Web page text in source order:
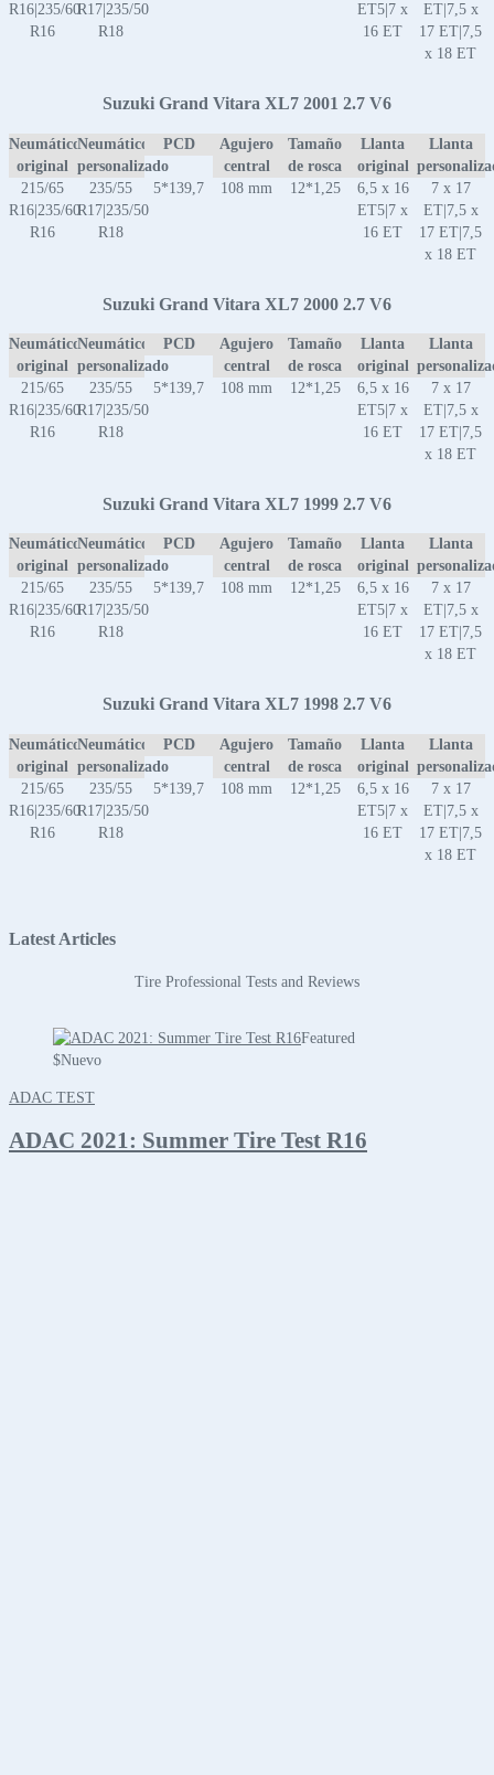
R16|235/60
R16
R17|235/50
R18
ET5|7 x
16 ET
ET|7,5 x
17 ET|7,5
x 18 ET
Suzuki Grand Vitara XL7 2001 2.7 V6
Neumático
original
Neumático
personalizado
PCD
Agujero
central
Tamaño
de rosca
Llanta
original
Llanta
215/65
R16|235/60
R16
235/55
R17|235/50
R18
5*139,7 108 mm 12*1,25
6,5 x 16
ET5|7 x
16 ET
7 x 17
ET|7,5 x
17 ET|7,5
x 18 ET
Suzuki Grand Vitara XL7 2000 2.7 V6
Neumático
original
Neumático
personalizado
PCD
Agujero
central
Tamaño
de rosca
Llanta
original
Llanta
215/65
R16|235/60
R16
235/55
R17|235/50
R18
5*139,7 108 mm 12*1,25
6,5 x 16
ET5|7 x
16 ET
7 x 17
ET|7,5 x
17 ET|7,5
x 18 ET
Suzuki Grand Vitara XL7 1999 2.7 V6
Neumático
original
Neumático
personalizado
PCD
Agujero
central
Tamaño
de rosca
Llanta
original
Llanta
215/65
R16|235/60
R16
235/55
R17|235/50
R18
5*139,7 108 mm 12*1,25
6,5 x 16
ET5|7 x
16 ET
7 x 17
ET|7,5 x
17 ET|7,5
x 18 ET
Suzuki Grand Vitara XL7 1998 2.7 V6
Neumático
original
Neumático
personalizado
PCD
Agujero
central
Tamaño
de rosca
Llanta
original
Llanta
215/65
R16|235/60
R16
235/55
R17|235/50
R18
5*139,7 108 mm 12*1,25
6,5 x 16
ET5|7 x
16 ET
7 x 17
ET|7,5 x
17 ET|7,5
x 18 ET
Latest Articles
Tire Professional Tests and Reviews
Featured
$Nuevo
ADAC TEST
ADAC 2021: Summer Tire Test R16